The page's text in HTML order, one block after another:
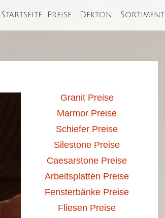
Startseite Preise Dekton Sortiment
Granit Preise
Marmor Preise
Schiefer Preise
Silestone Preise
Caesarstone Preise
Arbeitsplatten Preise
Fensterbänke Preise
Fliesen Preise